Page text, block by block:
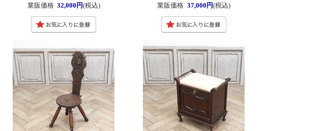
業販価格 32,000円(税込) 業販価格 37,000円(税込)